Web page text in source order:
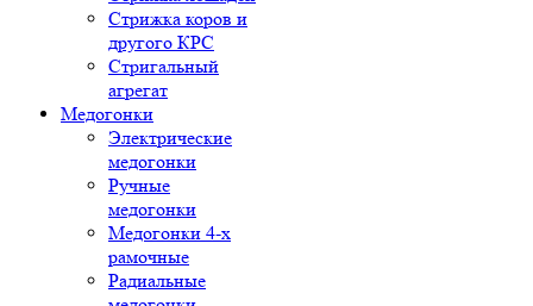
Стрижка коров и
другого КРС
Стригальный
агрегат
Медогонки
Электрические
медогонки
Ручные
медогонки
Медогонки 4-х
рамочные
Радиальные